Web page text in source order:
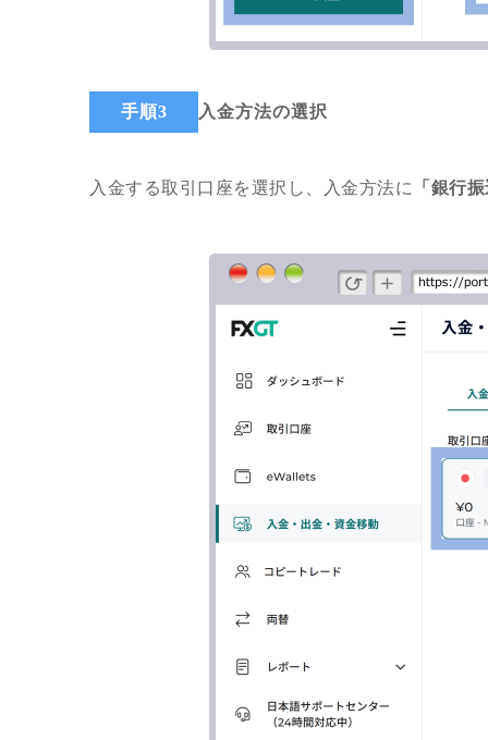
手順3 入金方法の選択
入金する取引口座を選択し、入金方法に 「銀行振